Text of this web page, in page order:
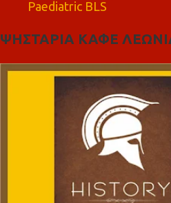
Paediatric BLS
ΨΗΣΤΑΡΙΑ ΚΑΦΕ